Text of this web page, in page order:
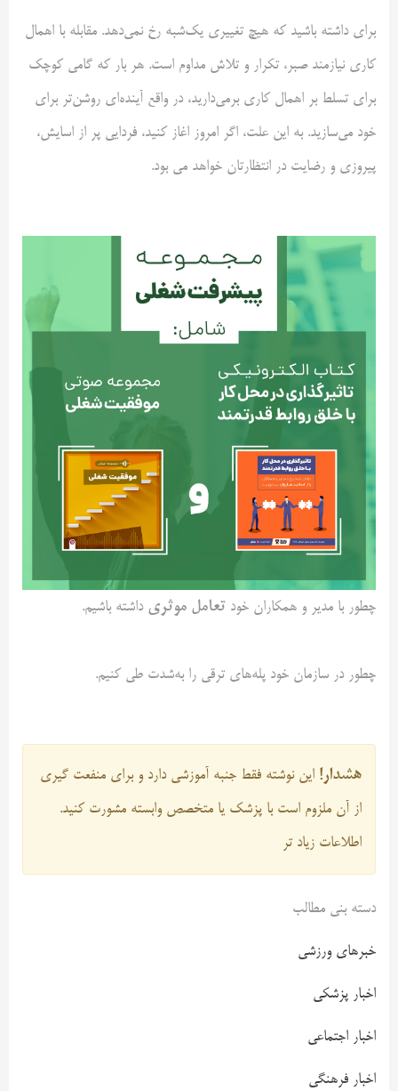
برای داشته باشید که هیچ تغییری یک‌شبه رخ نمی‌دهد. مقابله با اهمال
کاری نیازمند صبر، تکرار و تلاش مداوم است. هر بار که گامی کوچک
برای تسلط بر اهمال کاری برمی‌دارید، در واقع آینده‌ای روشن‌تر برای
خود می‌سازید. به این علت، اگر امروز اغاز کنید، فردایی پر از اسایش،
پیروزی و رضایت در انتظارتان خواهد می بود.
چطور با مدیر و همکاران خود تعامل موثری داشته باشیم.
چطور در سازمان خود پله‌های ترقی را به‌شدت طی کنیم.
هشدار! این نوشته فقط جنبه آموزشی دارد و برای منفعت گیری
از آن ملزوم است با پزشک یا متخصص وابسته مشورت کنید.
اطلاعات زیاد تر
دسته بنی مطالب
خبرهای ورزشی
اخبار پزشکی
اخبار اجتماعی
اخبار فرهنگی